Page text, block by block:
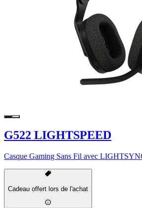
G522 LIGHTSPEED
Casque Gaming Sans Fil avec
Cadeau offert lors de l'achat